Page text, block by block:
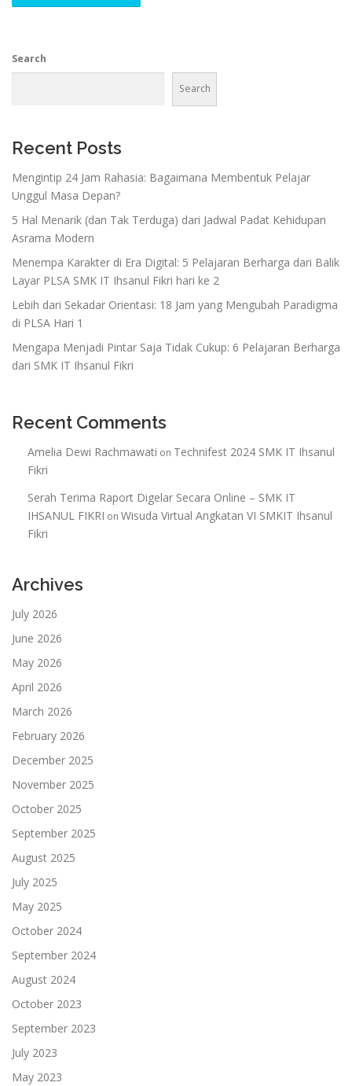
Search
Search
Recent Posts
Mengintip 24 Jam Rahasia: Bagaimana Membentuk Pelajar
Unggul Masa Depan?
5 Hal Menarik (dan Tak Terduga) dari Jadwal Padat Kehidupan
Asrama Modern
Menempa Karakter di Era Digital: 5 Pelajaran Berharga dari Balik
Layar PLSA SMK IT Ihsanul Fikri hari ke 2
Lebih dari Sekadar Orientasi: 18 Jam yang Mengubah Paradigma
di PLSA Hari 1
Mengapa Menjadi Pintar Saja Tidak Cukup: 6 Pelajaran Berharga
dari SMK IT Ihsanul Fikri
Recent Comments
Amelia Dewi Rachmawati on Technifest 2024 SMK IT Ihsanul
Fikri
Serah Terima Raport Digelar Secara Online – SMK IT
IHSANUL FIKRI on Wisuda Virtual Angkatan VI SMKIT Ihsanul
Fikri
Archives
July 2026
June 2026
May 2026
April 2026
March 2026
February 2026
December 2025
November 2025
October 2025
September 2025
August 2025
July 2025
May 2025
October 2024
September 2024
August 2024
October 2023
September 2023
July 2023
May 2023